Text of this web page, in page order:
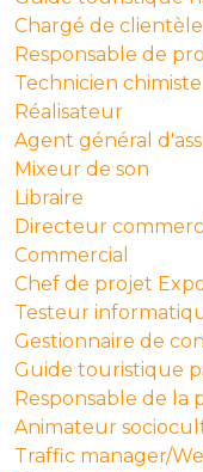
Chargé de
Responsable de
Technicien chimiste
Réalisateur
Agent général
Mixeur de son
Libraire
Directeur
Commercial
Chef de projet
Testeur
Gestionnaire de
Guide touristique
Responsable de la
Animateur
Traffic manager/